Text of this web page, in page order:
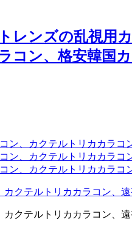
レンズの乱視用
コン、格安韓国
ン、カクテルトリカカラ
ン、カクテルトリカカラ
ン、カクテルトリカカラ
クテルトリカカラコン、
クテルトリカカラコン、